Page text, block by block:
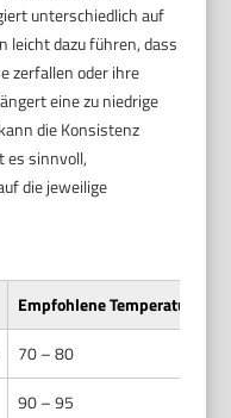
unterschiedlich auf
leicht dazu führen, dass
zerfallen oder ihre
eine zu niedrige
die Konsistenz
es sinnvoll,
die jeweilige
Empfohlene Temperatur (°C)
70 – 80
90 – 95